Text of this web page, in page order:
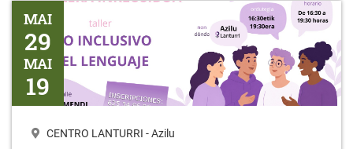
Tailerra HIZKUNTZAREN ERABILERA INKLUSIBOA
MAI
29
MAI
19
CENTRO LANTURRI - Azilu